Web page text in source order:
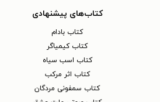
کتاب‌های پیشنهادی
کتاب بادام
کتاب کیمیاگر
کتاب اسب سیاه
کتاب اثر مرکب
کتاب سمفونی مردگان